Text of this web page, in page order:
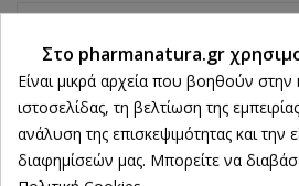
Ενυδατώνει το ευαίσθητο δέρμα.
τραβήγματος.
Η ενισχυμένη σύνθεση με
αποτελεσματικότητας:
Στο pharmanatura.gr
Είναι μικρά αρχεία που βοηθούν στην
ιστοσελίδας, τη βελτίωση της
ανάλυση της επισκεψιμότητας και την
διαφημίσεών μας. Μπορείτε να